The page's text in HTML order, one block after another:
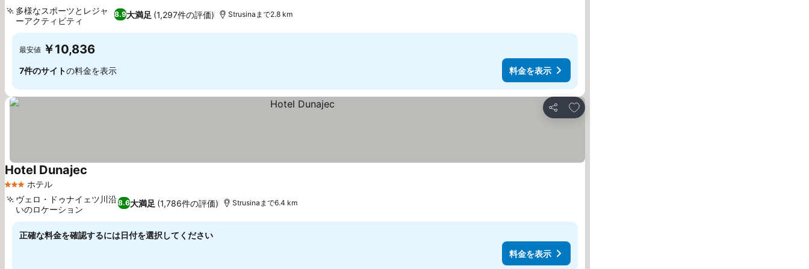
8.9大満足 (1,297件の評価)
多様なスポーツとレジャ
ーアクティビティ
Strusinaまで2.8 km
最安値 ￥10,836
7件のサイトの料金を表示 料金を表示
シェア
お気に入りに追加
3 ホテルのランク
ホテル
Hotel Dunajec
8.6大満足 (1,786件の評価)
ヴェロ・ドゥナイェツ川沿
いのロケーション
Strusinaまで6.4 km
正確な料金を確認するには日付を選択してください
料金を表示